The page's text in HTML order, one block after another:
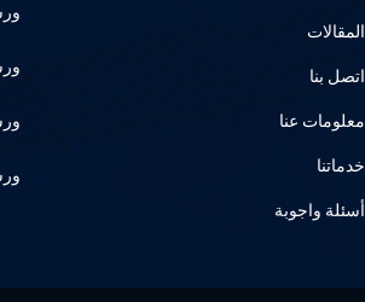
المقالات
اتصل بنا
معلومات عنا
خدماتنا
أسئلة واجوبة